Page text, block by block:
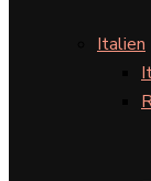
Italien